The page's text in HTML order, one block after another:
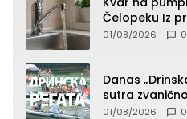
Čelopeku Iz
komunalije”
01/08/2026 0
Danas
sutra
01/08/2026 0